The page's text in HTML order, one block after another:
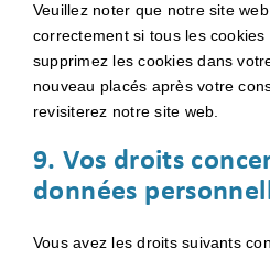
Veuillez noter que notre site
correctement si tous les
supprimez les cookies dans
nouveau placés après votre
revisiterez notre site web.
9. Vos droits
données
Vous avez les droits suivants